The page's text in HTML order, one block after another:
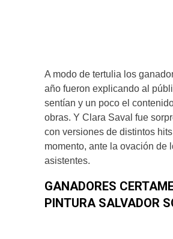
A modo de tertulia los
año fueron explicando al
sentían y un poco el
obras. Y Clara Saval fue
con versiones de distintos hits
momento, ante la ovación de
asistentes.
GANADORES
PINTURA SALVADOR